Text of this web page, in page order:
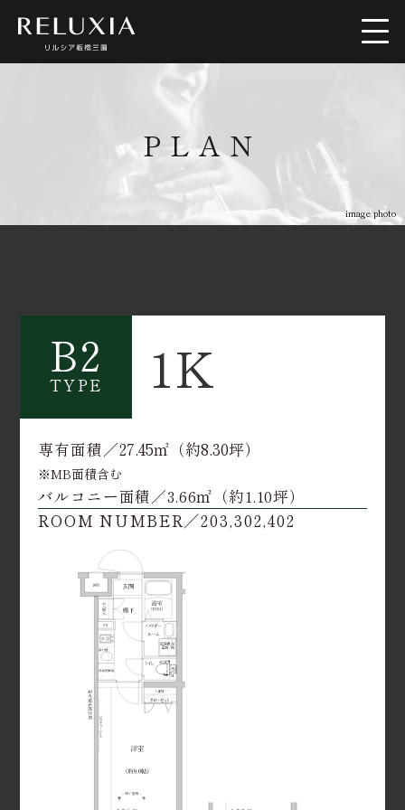
デザイン
間取り 設備仕様
image photo
PLAN
B2
TYPE 1K
専有面積／27.45㎡（約8.30坪）
※MB面積含む
バルコニー面積／3.66㎡（約1.10坪）
ROOM NUMBER／203,302,402